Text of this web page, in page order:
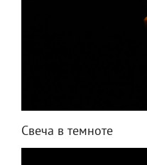
Свеча в темноте